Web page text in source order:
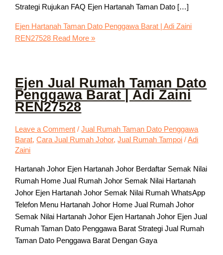
Strategi Rujukan FAQ Ejen Hartanah Taman Dato […]
Ejen Hartanah Taman Dato Penggawa Barat | Adi Zaini
REN27528 Read More »
Ejen Jual Rumah Taman Dato
Penggawa Barat | Adi Zaini
REN27528
Leave a Comment /Jual Rumah Taman Dato Penggawa
Barat,Cara Jual Rumah Johor,Jual Rumah Tampoi /Adi
Zaini
Hartanah Johor Ejen Hartanah Johor Berdaftar Semak Nilai
Rumah Home Jual Rumah Johor Semak Nilai Hartanah
Johor Ejen Hartanah Johor Semak Nilai Rumah WhatsApp
Telefon Menu Hartanah Johor Home Jual Rumah Johor
Semak Nilai Hartanah Johor Ejen Hartanah Johor Ejen Jual
Rumah Taman Dato Penggawa Barat Strategi Jual Rumah
Taman Dato Penggawa Barat Dengan Gaya